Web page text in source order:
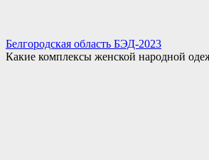
Белгородская область БЭД-2023
Какие комплексы женской народной